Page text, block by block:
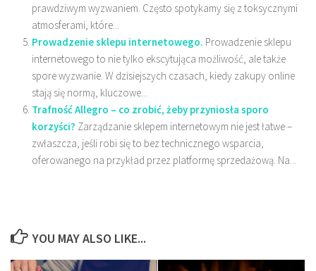
prawdziwym wyzwaniem. Często spotykamy się z toksycznymi
atmosferami, które...
Prowadzenie sklepu internetowego. Prowadzenie sklepu
internetowego to nie tylko ekscytująca możliwość, ale także
spore wyzwanie. W dzisiejszych czasach, kiedy zakupy online
stają się normą, kluczowe...
Trafność Allegro – co zrobić, żeby przyniosła sporo
korzyści? Zarządzanie sklepem internetowym nie jest łatwe –
zwłaszcza, jeśli robi się to bez technicznego wsparcia,
oferowanego na przykład przez platformę sprzedażową. Na...
YOU MAY ALSO LIKE...